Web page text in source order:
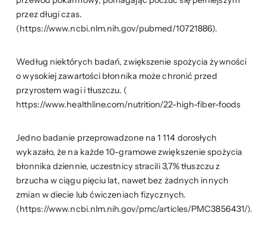
przez długi czas.
(https://www.ncbi.nlm.nih.gov/pubmed/10721886).
Według niektórych badań, zwiększenie spożycia żywności
o wysokiej zawartości błonnika może chronić przed
przyrostem wagi i tłuszczu. (
https://www.healthline.com/nutrition/22-high-fiber-foods
Jedno badanie przeprowadzone na 1 114 dorosłych
wykazało, że na każde 10-gramowe zwiększenie spożycia
błonnika dziennie, uczestnicy stracili 3,7% tłuszczu z
brzucha w ciągu pięciu lat, nawet bez żadnych innych
zmian w diecie lub ćwiczeniach fizycznych.
(https://www.ncbi.nlm.nih.gov/pmc/articles/PMC3856431/).